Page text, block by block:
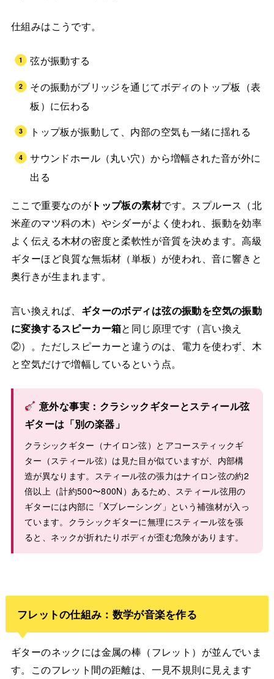
仕組みはこうです。
弦が振動する
その振動がブリッジを通じてボディのトップ板（表
板）に伝わる
トップ板が振動して、内部の空気も一緒に揺れる
サウンドホール（丸い穴）から増幅された音が外に
出る
ここで重要なのが トップ板の素材です。スプルース（北
米産のマツ科の木）やシダーがよく使われ、振動を効率
よく伝える木材の密度と柔軟性が音質を決めます。高級
ギターほど良質な無垢材（単板）が使われ、音に響きと
奥行きが生まれます。
言い換えれば、 ギターのボディは弦の振動を空気の振動
に変換するスピーカー箱と同じ原理です（言い換え
②）。ただしスピーカーと違うのは、電力を使わず、木
と空気だけで増幅しているという点。
意外な事実：クラシックギターとスティール弦
ギターは「別の楽器」
クラシックギター（ナイロン弦）とアコースティックギ
ター（スティール弦）は見た目が似ていますが、内部構
造が異なります。スティール弦の張力はナイロン弦の約2
倍以上（計約500〜800N）あるため、スティール弦用の
ギターには内部に「Xブレーシング」という補強材が入っ
ています。クラシックギターに無理にスティール弦を張
ると、ネックが折れたりボディが歪む危険があります。
フレットの仕組み：数学が音楽を作る
ギターのネックには金属の棒（フレット）が並んでいま
す。このフレット間の距離は、一見不規則に見えます